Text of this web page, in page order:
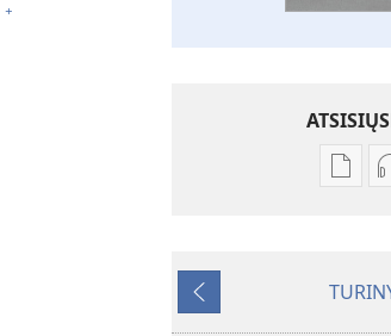
+
Ankstesnis